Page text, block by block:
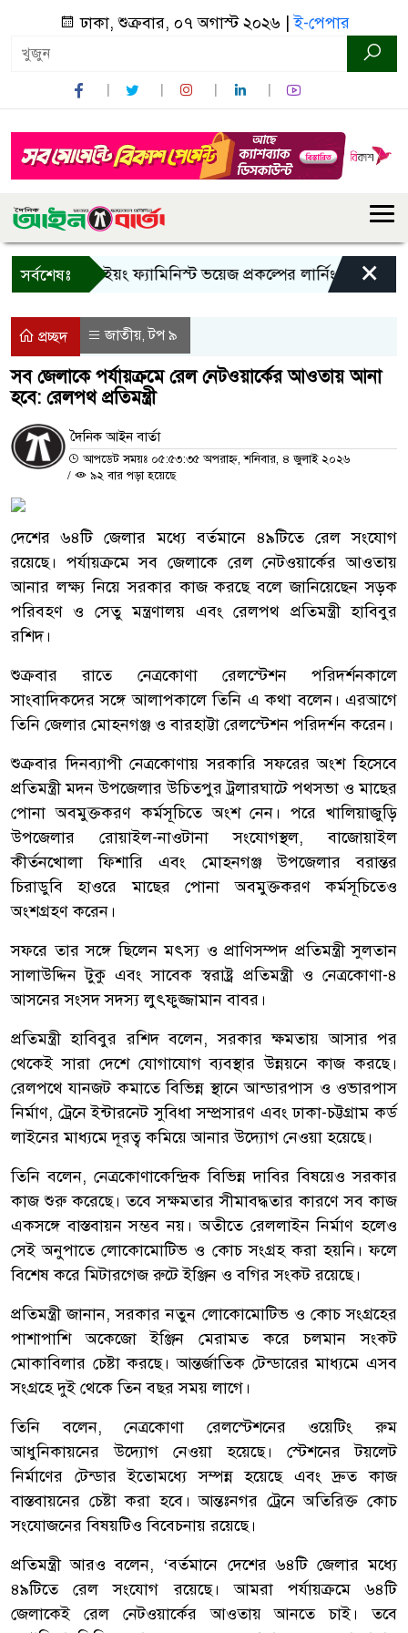
ঢাকা, শুক্রবার, ০৭ অগাস্ট ২০২৬ |ই-পেপার
সর্বশেষঃ
বান্দরবানে ইয়ং ফ্যামিনিস্ট ভয়েজ প্রকল্পের লার্নিং শেয়ারিং
×
প্রচ্ছদ জাতীয়,টপ ৯
সব জেলাকে পর্যায়ক্রমে রেল নেটওয়ার্কের আওতায় আনা
হবে: রেলপথ প্রতিমন্ত্রী
দৈনিক আইন বার্তা
আপডেট সময়ঃ ০৫:৫৩:৩৫ অপরাহ্ন, শনিবার, ৪ জুলাই ২০২৬
/
৯২ বার পড়া হয়েছে
দেশের ৬৪টি জেলার মধ্যে বর্তমানে ৪৯টিতে রেল সংযোগ
রয়েছে। পর্যায়ক্রমে সব জেলাকে রেল নেটওয়ার্কের আওতায়
আনার লক্ষ্য নিয়ে সরকার কাজ করছে বলে জানিয়েছেন সড়ক
পরিবহণ ও সেতু মন্ত্রণালয় এবং রেলপথ প্রতিমন্ত্রী হাবিবুর
রশিদ।
শুক্রবার রাতে নেত্রকোণা রেলস্টেশন পরিদর্শনকালে
সাংবাদিকদের সঙ্গে আলাপকালে তিনি এ কথা বলেন। এরআগে
তিনি জেলার মোহনগঞ্জ ও বারহাট্টা রেলস্টেশন পরিদর্শন করেন।
শুক্রবার দিনব্যাপী নেত্রকোণায় সরকারি সফরের অংশ হিসেবে
প্রতিমন্ত্রী মদন উপজেলার উচিতপুর ট্রলারঘাটে পথসভা ও মাছের
পোনা অবমুক্তকরণ কর্মসূচিতে অংশ নেন। পরে খালিয়াজুড়ি
উপজেলার রোয়াইল-নাওটানা সংযোগস্থল, বাজোয়াইল
কীর্তনখোলা ফিশারি এবং মোহনগঞ্জ উপজেলার বরান্তর
চিরাডুবি হাওরে মাছের পোনা অবমুক্তকরণ কর্মসূচিতেও
অংশগ্রহণ করেন।
সফরে তার সঙ্গে ছিলেন মৎস্য ও প্রাণিসম্পদ প্রতিমন্ত্রী সুলতান
সালাউদ্দিন টুকু এবং সাবেক স্বরাষ্ট্র প্রতিমন্ত্রী ও নেত্রকোণা-৪
আসনের সংসদ সদস্য লুৎফুজ্জামান বাবর।
প্রতিমন্ত্রী হাবিবুর রশিদ বলেন, সরকার ক্ষমতায় আসার পর
থেকেই সারা দেশে যোগাযোগ ব্যবস্থার উন্নয়নে কাজ করছে।
রেলপথে যানজট কমাতে বিভিন্ন স্থানে আন্ডারপাস ও ওভারপাস
নির্মাণ, ট্রেনে ইন্টারনেট সুবিধা সম্প্রসারণ এবং ঢাকা-চট্টগ্রাম কর্ড
লাইনের মাধ্যমে দূরত্ব কমিয়ে আনার উদ্যোগ নেওয়া হয়েছে।
তিনি বলেন, নেত্রকোণাকেন্দ্রিক বিভিন্ন দাবির বিষয়েও সরকার
কাজ শুরু করেছে। তবে সক্ষমতার সীমাবদ্ধতার কারণে সব কাজ
একসঙ্গে বাস্তবায়ন সম্ভব নয়। অতীতে রেললাইন নির্মাণ হলেও
সেই অনুপাতে লোকোমোটিভ ও কোচ সংগ্রহ করা হয়নি। ফলে
বিশেষ করে মিটারগেজ রুটে ইঞ্জিন ও বগির সংকট রয়েছে।
প্রতিমন্ত্রী জানান, সরকার নতুন লোকোমোটিভ ও কোচ সংগ্রহের
পাশাপাশি অকেজো ইঞ্জিন মেরামত করে চলমান সংকট
মোকাবিলার চেষ্টা করছে। আন্তর্জাতিক টেন্ডারের মাধ্যমে এসব
সংগ্রহে দুই থেকে তিন বছর সময় লাগে।
তিনি বলেন, নেত্রকোণা রেলস্টেশনের ওয়েটিং রুম
আধুনিকায়নের উদ্যোগ নেওয়া হয়েছে। স্টেশনের টয়লেট
নির্মাণের টেন্ডার ইতোমধ্যে সম্পন্ন হয়েছে এবং দ্রুত কাজ
বাস্তবায়নের চেষ্টা করা হবে। আন্তঃনগর ট্রেনে অতিরিক্ত কোচ
সংযোজনের বিষয়টিও বিবেচনায় রয়েছে।
প্রতিমন্ত্রী আরও বলেন, ‘বর্তমানে দেশের ৬৪টি জেলার মধ্যে
৪৯টিতে রেল সংযোগ রয়েছে। আমরা পর্যায়ক্রমে ৬৪টি
জেলাকেই রেল নেটওয়ার্কের আওতায় আনতে চাই। তবে